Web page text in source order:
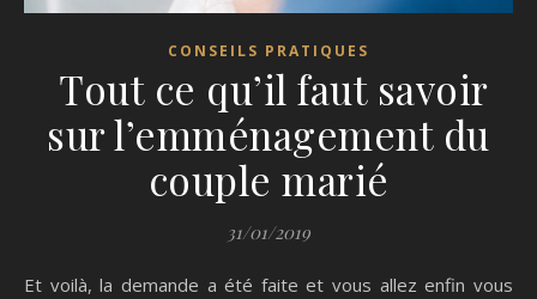
CONSEILS PRATIQUES
Tout ce qu’il faut savoir
sur l’emménagement du
couple marié
31/01/2019
Et voilà, la demande a été faite et vous allez enfin vous